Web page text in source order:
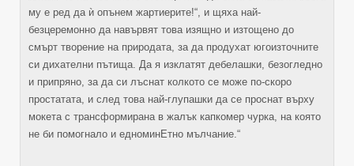
му е ред да ѝ опънем жартиерите!“, и щяха най-
безцеремонно да навървят това изящно и изтощено до
смърт творение на природата, за да продухат югоизточните
си дихателни пътища. Да я изклатят дебелашки, безогледно
и припряно, за да си лъснат колкото се може по-скоро
простатата, и след това най-глупашки да се проснат върху
мокета с трансформирана в жалък капкомер чурка, на която
не би помогнало и едноминЕтно мълчание.“